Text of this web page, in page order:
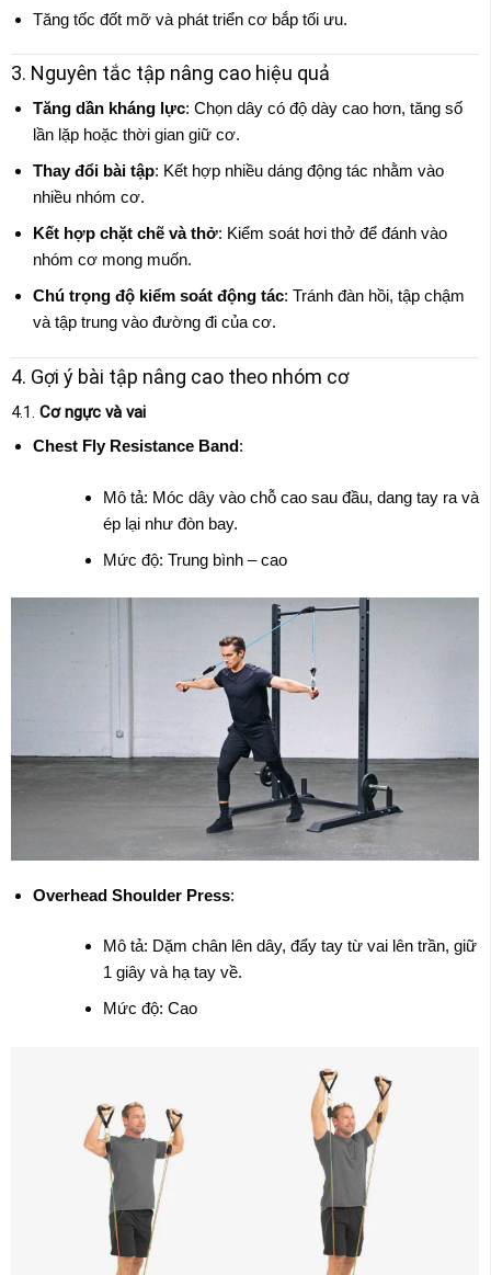
Tăng tốc đốt mỡ và phát triển cơ bắp tối ưu.
3. Nguyên tắc tập nâng cao hiệu quả
Tăng dần kháng lực: Chọn dây có độ dày cao hơn, tăng số
lần lặp hoặc thời gian giữ cơ.
Thay đổi bài tập: Kết hợp nhiều dáng động tác nhằm vào
nhiều nhóm cơ.
Kết hợp chặt chẽ và thở: Kiểm soát hơi thở để đánh vào
nhóm cơ mong muốn.
Chú trọng độ kiểm soát động tác: Tránh đàn hồi, tập chậm
và tập trung vào đường đi của cơ.
4. Gợi ý bài tập nâng cao theo nhóm cơ
4.1. Cơ ngực và vai
Chest Fly Resistance Band:
Mô tả: Móc dây vào chỗ cao sau đầu, dang tay ra và
ép lại như đòn bay.
Mức độ: Trung bình – cao
Overhead Shoulder Press:
Mô tả: Dặm chân lên dây, đẩy tay từ vai lên trần, giữ
1 giây và hạ tay về.
Mức độ: Cao